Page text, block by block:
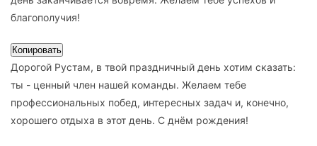
благополучия!
Копировать
Дорогой Рустам, в твой праздничный день хотим сказать:
ты - ценный член нашей команды. Желаем тебе
профессиональных побед, интересных задач и, конечно,
хорошего отдыха в этот день. С днём рождения!